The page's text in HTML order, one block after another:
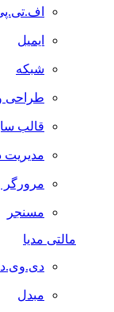
اف.تی.پی
ایمیل
شبکه
طراحی وب
قالب سایت
مدیریت دانلود
مرورگر وب
مسنجر
مالتی مدیا
دی.وی.دی
مبدل